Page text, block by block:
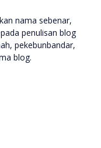
nama sebenar,
penulisan blog
pekebunbandar,
blog.